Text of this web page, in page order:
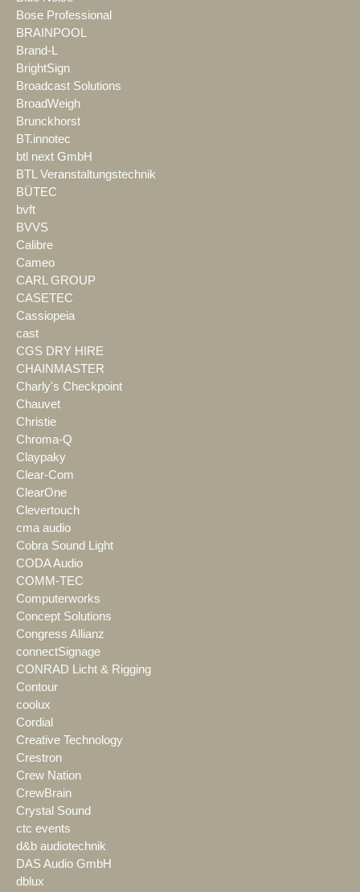
Bose Professional
BRAINPOOL
Brand-L
BrightSign
Broadcast Solutions
BroadWeigh
Brunckhorst
BT.innotec
btl next GmbH
BTL Veranstaltungstechnik
BÜTEC
bvft
BVVS
Calibre
Cameo
CARL GROUP
CASETEC
Cassiopeia
cast
CGS DRY HIRE
CHAINMASTER
Charly's Checkpoint
Chauvet
Christie
Chroma-Q
Claypaky
Clear-Com
ClearOne
Clevertouch
cma audio
Cobra Sound Light
CODA Audio
COMM-TEC
Computerworks
Concept Solutions
Congress Allianz
connectSignage
CONRAD Licht & Rigging
Contour
coolux
Cordial
Creative Technology
Crestron
Crew Nation
CrewBrain
Crystal Sound
ctc events
d&b audiotechnik
DAS Audio GmbH
dblux